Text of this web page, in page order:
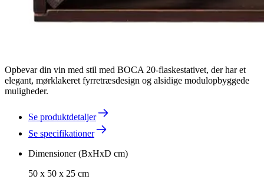
Opbevar din vin med stil med BOCA 20-flaskestativet, der har et
elegant, mørklakeret fyrretræsdesign og alsidige modulopbyggede
muligheder.
Se produktdetaljer
Se specifikationer
Dimensioner (BxHxD cm)
50 x 50 x 25 cm